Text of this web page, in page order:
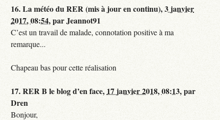
16.La météo du RER (mis à jour en continu),3 janvier
2017, 08:54,parJeannot91
C’est un travail de malade, connotation positive à ma
remarque...
Chapeau bas pour cette réalisation
17.RER B le blog d’en face, 17 janvier 2018, 08:13,par
Dren
Bonjour,